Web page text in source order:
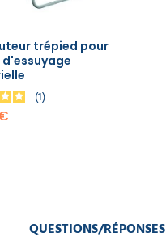
trépied pour
1
QUESTIONS/RÉPONSES